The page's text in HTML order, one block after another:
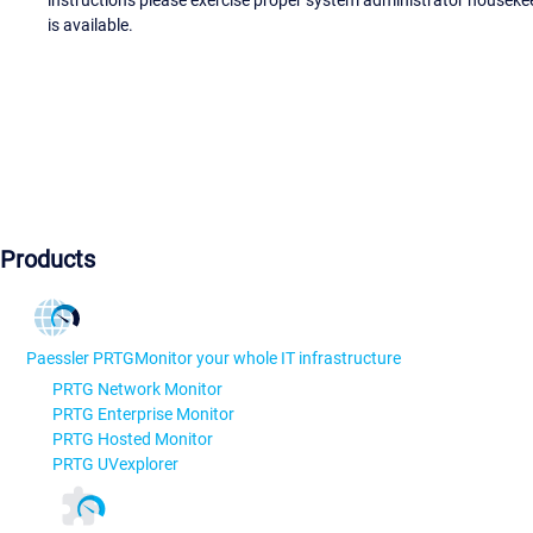
is available.
Products
Paessler PRTGMonitor your whole IT infrastructure
PRTG Network Monitor
PRTG Enterprise Monitor
PRTG Hosted Monitor
PRTG UVexplorer